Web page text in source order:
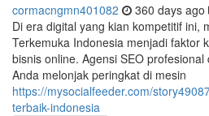
cormacngmn401082 360 days ago
Di era digital yang kian kompetitif ini,
Terkemuka Indonesia menjadi faktor
bisnis online. Agensi SEO
Anda melonjak peringkat di mesin
https://mysocialfeeder.com/
terbaik-indonesia